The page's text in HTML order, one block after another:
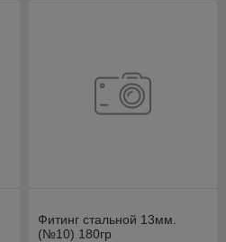
Фитинг стальной 13мм.
(№10) 180гр